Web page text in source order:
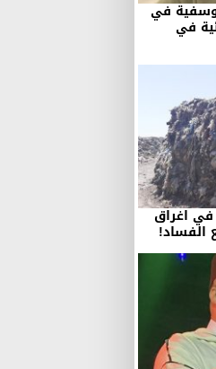
في
في
في اغراق
الفساد!